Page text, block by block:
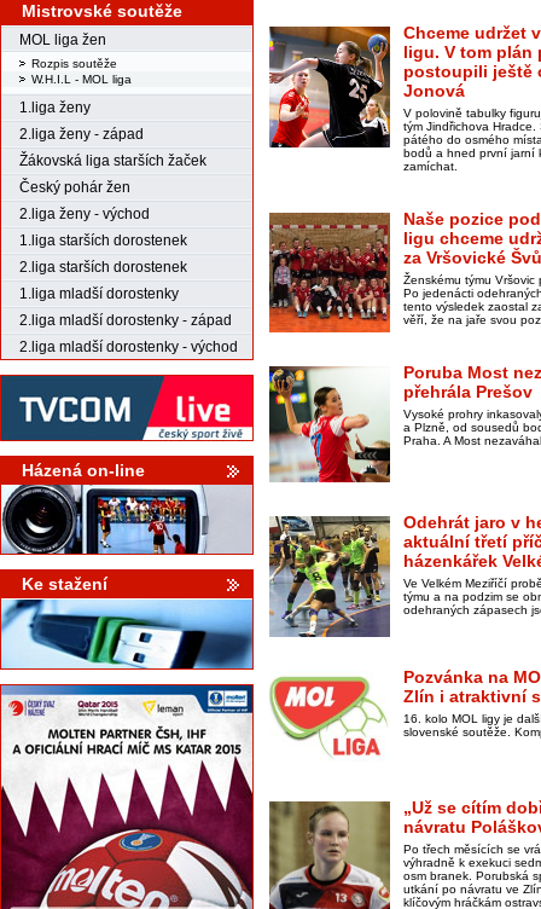
Mistrovské soutěže
MOL liga žen
Rozpis soutěže
W.H.I.L - MOL liga
1.liga ženy
2.liga ženy - západ
Žákovská liga starších žaček
Český pohár žen
2.liga ženy - východ
1.liga starších dorostenek
2.liga starších dorostenek
1.liga mladší dorostenky
2.liga mladší dorostenky - západ
2.liga mladší dorostenky - východ
Házená on-line
Ke stažení
Chceme udržet
ligu. V tom plán
postoupili ještě
Jonová
V polovině tabulky
tým Jindřichova
pátého do osmého
bodů a hned první jarní
zamíchat.
Naše pozice
ligu chceme
za Vršovické
Ženskému týmu
Po jedenácti
tento výsledek zaostal
věří, že na jaře svou
Poruba Most
přehrála Prešov
Vysoké prohry
a Plzně, od sousedů
Praha. A Most
Odehrát jaro v
aktuální třetí
házenkářek
Ve Velkém Meziříčí
týmu a na podzim se
odehraných zápasech
Pozvánka na
Zlín i atraktivní
16. kolo MOL ligy je
slovenské soutěže.
„Už se cítím
návratu
Po třech měsících se
výhradně k exekuci
osm branek. Porubská
utkání po návratu ve
klíčovým hráčkám